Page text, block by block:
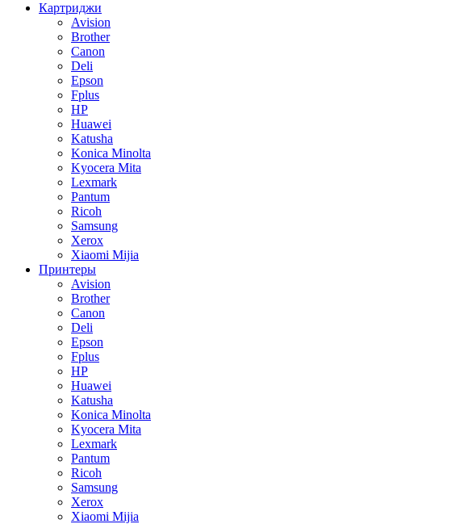
Картриджи
Avision
Brother
Canon
Deli
Epson
Fplus
HP
Huawei
Katusha
Konica Minolta
Kyocera Mita
Lexmark
Pantum
Ricoh
Samsung
Xerox
Xiaomi Mijia
Принтеры
Avision
Brother
Canon
Deli
Epson
Fplus
HP
Huawei
Katusha
Konica Minolta
Kyocera Mita
Lexmark
Pantum
Ricoh
Samsung
Xerox
Xiaomi Mijia